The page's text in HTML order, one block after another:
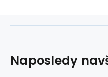
Naposledy